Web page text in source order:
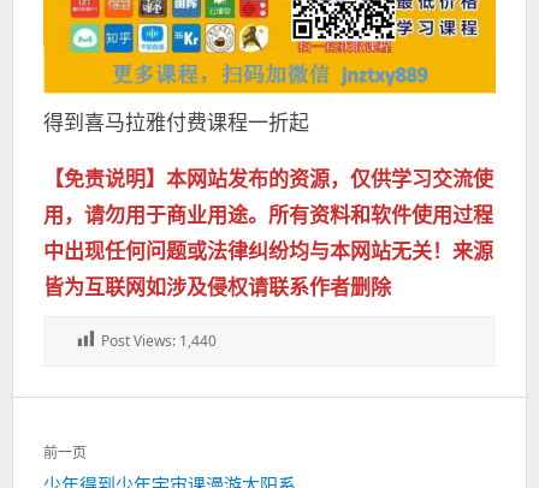
得到喜马拉雅付费课程一折起
【免责说明】本网站发布的资源，仅供学习交流使
用，请勿用于商业用途。所有资料和软件使用过程
中出现任何问题或法律纠纷均与本网站无关！来源
皆为互联网如涉及侵权请联系作者删除
Post Views: 1,440
文
章
前一页